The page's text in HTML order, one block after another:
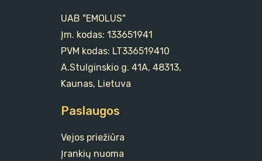
UAB "EMOLUS"
Įm. kodas: 133651941
PVM kodas: LT336519410
A.Stulginskio g. 41A, 48313,
Kaunas, Lietuva
Paslaugos
Vejos priežiūra
Įrankių nuoma